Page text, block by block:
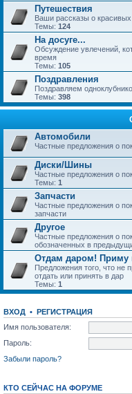
Путешествия
Ваши рассказы о
Темы: 124
На досуге...
Обсуждение увлечений,
время
Темы: 105
Поздравления
Поздравляем
Темы: 398
Автомобили
Частные предложения о
Диски/Шины
Частные предложения о
Темы: 1
Запчасти
Частные предложения о
запчасти
Другое
Частные предложения о
обозначенных в
Отдам даром! Приму
Предложения того, что не
отдать или принять в дар
Темы: 1
ВХОД • РЕГИСТРАЦИЯ
Имя пользователя:
Пароль:
Забыли пароль?
КТО СЕЙЧАС НА ФОРУМЕ